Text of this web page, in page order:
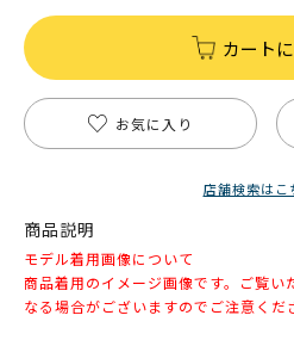
カート
お気に入り
店舗検索はこ
商品説明
モデル着用画像について
商品着用のイメージ画像です。ご覧い
なる場合がございますのでご注意くだ